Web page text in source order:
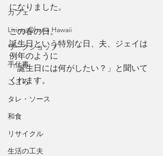
カフェ
Living Ohana Hawaii
ワークショップ
手仕事
こころ
タレ・ソース
和食
リサイクル
生活の工夫
になりました。
この春の日。
誕生日という特別な日、夫、ジェイは
例年のように
「誕生日には何がしたい？」と聞いて
くれます。